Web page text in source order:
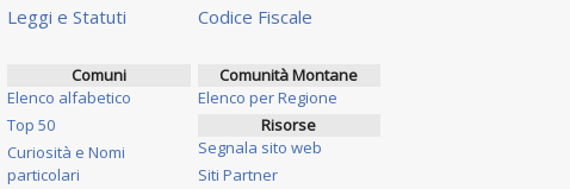
Leggi e Statuti
Codice Fiscale
Comuni
Elenco alfabetico
Top 50
Curiosità e Nomi
particolari
Comunità Montane
Elenco per Regione
Risorse
Segnala sito web
Siti Partner